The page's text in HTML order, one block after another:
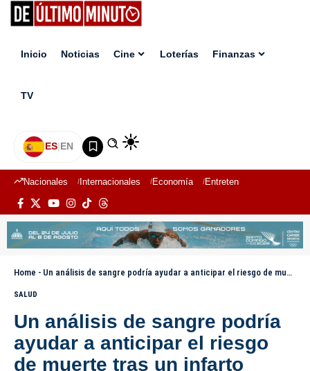
Inicio Noticias Cine Loterías Finanzas
TV
ES|EN
Nacionales Internacionales Economía Entretenimiento
Home - Un análisis de sangre podría ayudar a anticipar el riesgo de muerte tras un infarto grave
SALUD
Un análisis de sangre podría
ayudar a anticipar el riesgo
de muerte tras un infarto